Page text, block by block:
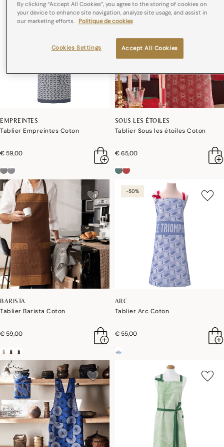
EMPREINTES
Tablier Empreintes Coton
€ 59,00
NOUVEAUTÉ
SOUS LES ÉTOILES
Tablier Sous les étoiles Coton
€ 65,00
BARISTA
Tablier Barista Coton
€ 59,00
-50%
ARC
Tablier Arc Coton
€ 55,00
By clicking “Accept All Cookies”, you agree to the storing of cookies on
your device to enhance site navigation, analyze site usage, and assist in
our marketing efforts. Politique de cookies
Accept All Cookies
Cookies Settings